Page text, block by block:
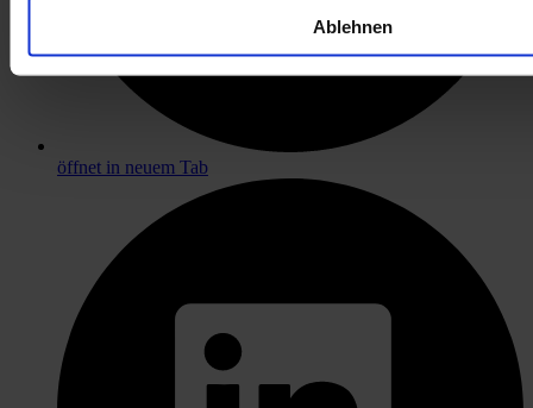
Ablehnen
öffnet in neuem Tab